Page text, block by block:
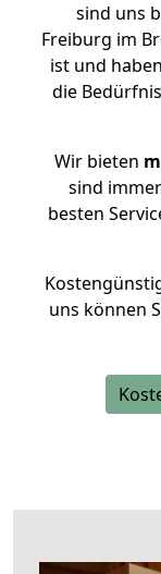
sind uns
Freiburg im
ist und
die
Wir bieten
sind
besten
uns können